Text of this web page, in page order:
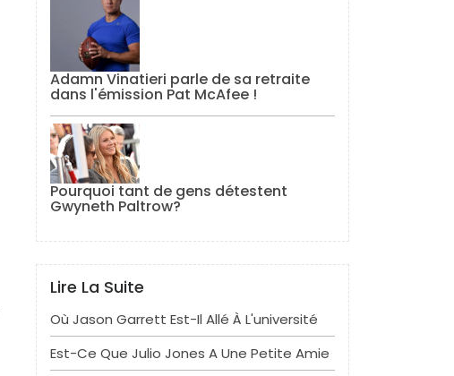
Adamn Vinatieri parle de sa retraite
dans l'émission Pat McAfee !
Pourquoi tant de gens détestent
Gwyneth Paltrow?
Lire La Suite
Où Jason Garrett Est-Il Allé À L'université
Est-Ce Que Julio Jones A Une Petite Amie